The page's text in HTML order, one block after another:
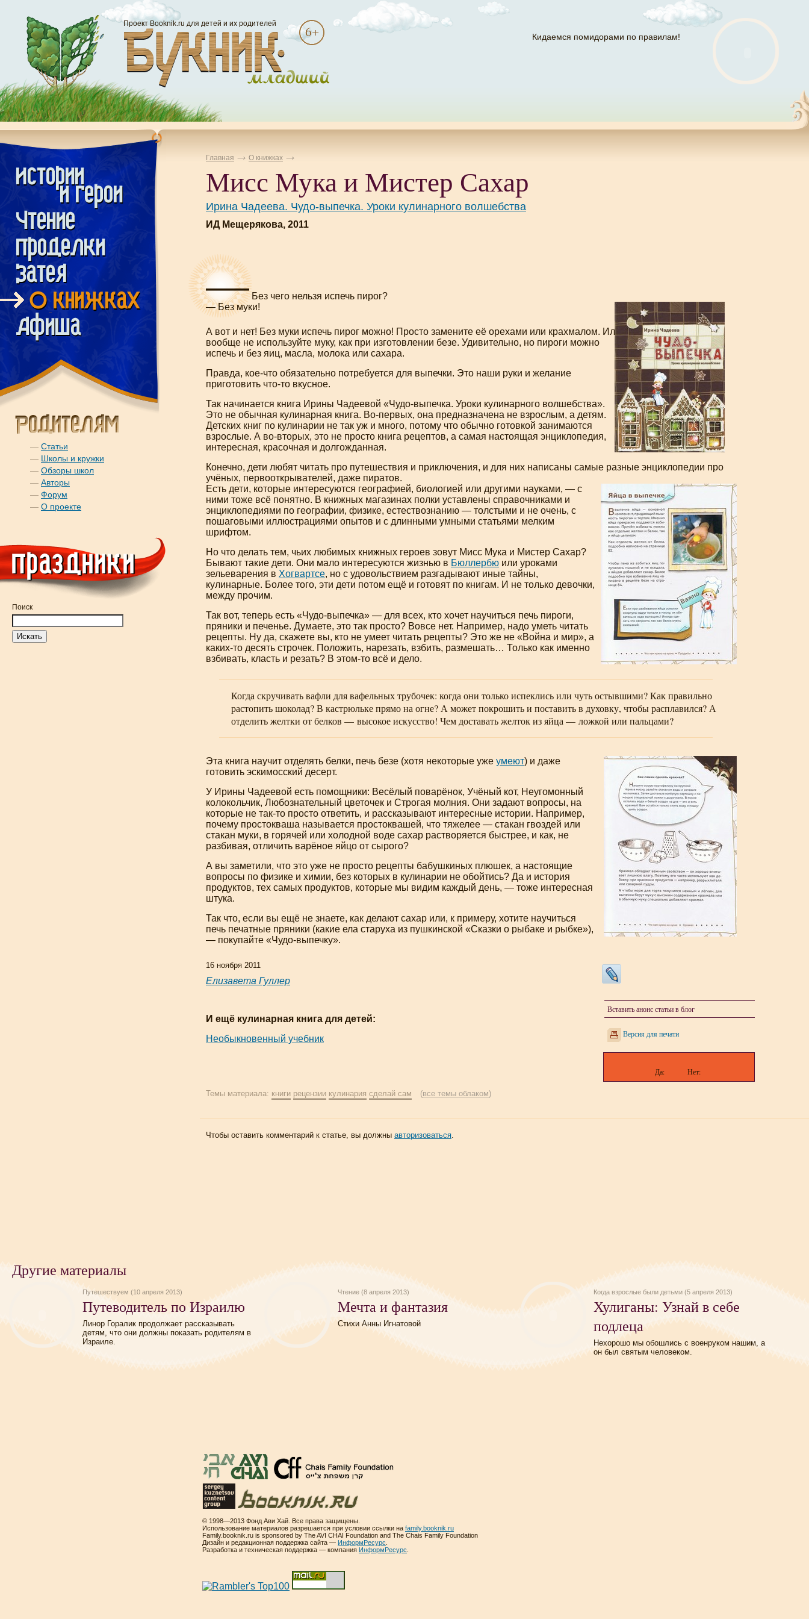
Проект Booknik.ru для детей и их родителей
Кидаемся помидорами по правилам!
— Статьи
— Школы и кружки
— Обзоры школ
— Авторы
— Форум
— О проекте
Поиск
Главная О книжках
Мисс Мука и Мистер Сахар
Ирина Чадеева. Чудо-выпечка. Уроки кулинарного волшебства
ИД Мещерякова, 2011
—Без чего нельзя испечь пирог?
— Без муки!
А вот и нет! Без муки испечь пирог можно! Просто замените её орехами или крахмалом. Или
вообще не используйте муку, как при изготовлении безе. Удивительно, но пироги можно
испечь и без яиц, масла, молока или сахара.
Правда, кое-что обязательно потребуется для выпечки. Это наши руки и желание
приготовить что-то вкусное.
Так начинается книга Ирины Чадеевой «Чудо-выпечка. Уроки кулинарного волшебства».
Это не обычная кулинарная книга. Во-первых, она предназначена не взрослым, а детям.
Детских книг по кулинарии не так уж и много, потому что обычно готовкой занимаются
взрослые. А во-вторых, это не просто книга рецептов, а самая настоящая энциклопедия,
интересная, красочная и долгожданная.
Конечно, дети любят читать про путешествия и приключения, и для них написаны самые разные энциклопедии про
учёных, первооткрывателей, даже пиратов.
Есть дети, которые интересуются географией, биологией или другими науками, — с
ними тоже всё понятно. В книжных магазинах полки уставлены справочниками и
энциклопедиями по географии, физике, естествознанию — толстыми и не очень, с
пошаговыми иллюстрациями опытов и с длинными умными статьями мелким
шрифтом.
Но что делать тем, чьих любимых книжных героев зовут Мисс Мука и Мистер Сахар?
Бывают такие дети. Они мало интересуются жизнью в Бюллербю или уроками
зельеварения в Хогвартсе, но с удовольствием разгадывают иные тайны,
кулинарные. Более того, эти дети потом ещё и готовят по книгам. И не только девочки,
между прочим.
Так вот, теперь есть «Чудо-выпечка» — для всех, кто хочет научиться печь пироги,
пряники и печенье. Думаете, это так просто? Вовсе нет. Например, надо уметь читать
рецепты. Ну да, скажете вы, кто не умеет читать рецепты? Это же не «Война и мир», а
каких-то десять строчек. Положить, нарезать, взбить, размешать… Только как именно
взбивать, класть и резать? В этом-то всё и дело.
Когда скручивать вафли для вафельных трубочек: когда они только испеклись или чуть остывшими? Как правильно
растопить шоколад? В кастрюльке прямо на огне? А может покрошить и поставить в духовку, чтобы расплавился? А
отделить желтки от белков — высокое искусство! Чем доставать желток из яйца — ложкой или пальцами?
Эта книга научит отделять белки, печь безе (хотя некоторые уже умеют) и даже
готовить эскимосский десерт.
У Ирины Чадеевой есть помощники: Весёлый поварёнок, Учёный кот, Неугомонный
колокольчик, Любознательный цветочек и Строгая молния. Они задают вопросы, на
которые не так-то просто ответить, и рассказывают интересные истории. Например,
почему простокваша называется простоквашей, что тяжелее — стакан гвоздей или
стакан муки, в горячей или холодной воде сахар растворяется быстрее, и как, не
разбивая, отличить варёное яйцо от сырого?
А вы заметили, что это уже не просто рецепты бабушкиных плюшек, а настоящие
вопросы по физике и химии, без которых в кулинарии не обойтись? Да и история
продуктов, тех самых продуктов, которые мы видим каждый день, — тоже интересная
штука.
Так что, если вы ещё не знаете, как делают сахар или, к примеру, хотите научиться
печь печатные пряники (какие ела старуха из пушкинской «Сказки о рыбаке и рыбке»),
— покупайте «Чудо-выпечку».
Вставить анонс статьи в блог
Версия для печати
Да: Нет:
16 ноября 2011
Елизавета Гуллер
И ещё кулинарная книга для детей:
Необыкновенный учебник
Темы материала: книги рецензии кулинария сделай сам (все темы облаком)
Чтобы оставить комментарий к статье, вы должны авторизоваться.
Другие материалы
Путешествуем (10 апреля 2013)
Путеводитель по Израилю
Линор Горалик продолжает рассказывать
детям, что они должны показать родителям в
Израиле.
Чтение (8 апреля 2013)
Мечта и фантазия
Стихи Анны Игнатовой
Когда взрослые были детьми (5 апреля 2013)
Хулиганы: Узнай в себе
подлеца
Нехорошо мы обошлись с военруком нашим, а
он был святым человеком.
© 1998—2013 Фонд Ави Хай. Все права защищены.
Использование материалов разрешается при условии ссылки на family.booknik.ru
Family.booknik.ru is sponsored by The AVI CHAI Foundation and The Chais Family Foundation
Дизайн и редакционная поддержка сайта — ИнформРесурс
Разработка и техническая поддержка — компания ИнформРесурс